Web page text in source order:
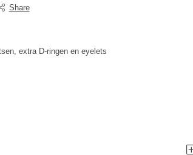
Share
extra D-ringen en eyelets